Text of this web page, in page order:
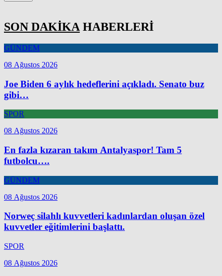
SON DAKİKA HABERLERİ
GÜNDEM
08 Ağustos 2026
Joe Biden 6 aylık hedeflerini açıkladı. Senato buz
gibi…
SPOR
08 Ağustos 2026
En fazla kızaran takım Antalyaspor! Tam 5
futbolcu….
GÜNDEM
08 Ağustos 2026
Norweç silahlı kuvvetleri kadınlardan oluşan özel
kuvvetler eğitimlerini başlattı.
SPOR
08 Ağustos 2026